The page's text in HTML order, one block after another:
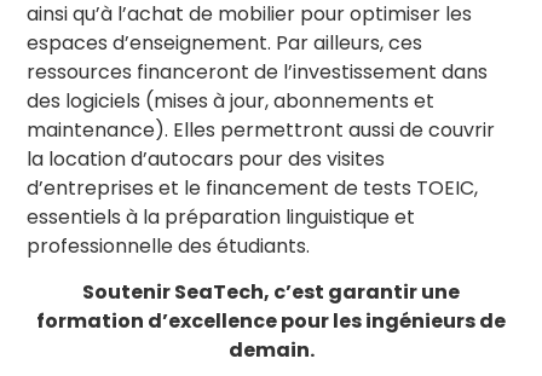
ainsi qu’à l’achat de mobilier pour optimiser les
espaces d’enseignement. Par ailleurs, ces
ressources financeront de l’investissement dans
des logiciels (mises à jour, abonnements et
maintenance). Elles permettront aussi de couvrir
la location d’autocars pour des visites
d’entreprises et le financement de tests TOEIC,
essentiels à la préparation linguistique et
professionnelle des étudiants.
Soutenir SeaTech, c’est garantir une
formation d’excellence pour les ingénieurs de
demain.